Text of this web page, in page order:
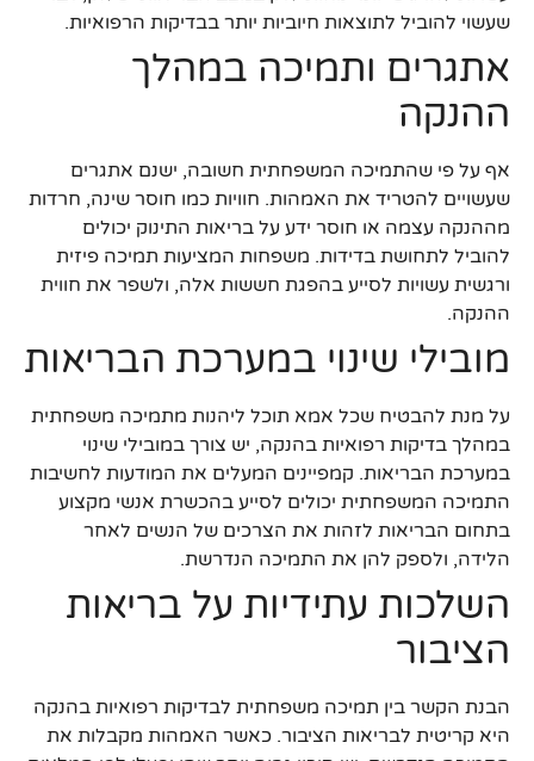
שעשוי להוביל לתוצאות חיוביות יותר בבדיקות הרפואיות.
אתגרים ותמיכה במהלך
ההנקה
אף על פי שהתמיכה המשפחתית חשובה, ישנם אתגרים
שעשויים להטריד את האמהות. חוויות כמו חוסר שינה, חרדות
מההנקה עצמה או חוסר ידע על בריאות התינוק יכולים
להוביל לתחושת בדידות. משפחות המציעות תמיכה פיזית
ורגשית עשויות לסייע בהפגת חששות אלה, ולשפר את חווית
ההנקה.
מובילי שינוי במערכת הבריאות
על מנת להבטיח שכל אמא תוכל ליהנות מתמיכה משפחתית
במהלך בדיקות רפואיות בהנקה, יש צורך במובילי שינוי
במערכת הבריאות. קמפיינים המעלים את המודעות לחשיבות
התמיכה המשפחתית יכולים לסייע בהכשרת אנשי מקצוע
בתחום הבריאות לזהות את הצרכים של הנשים לאחר
הלידה, ולספק להן את התמיכה הנדרשת.
השלכות עתידיות על בריאות
הציבור
הבנת הקשר בין תמיכה משפחתית לבדיקות רפואיות בהנקה
היא קריטית לבריאות הציבור. כאשר האמהות מקבלות את